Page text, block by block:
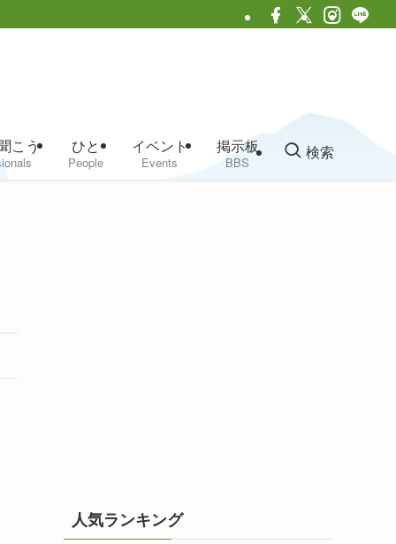
こう ひと
People
イベント
Events
掲示板
BBS
検索
人気ランキング